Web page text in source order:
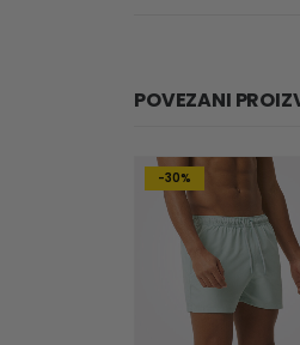
POVEZANI
-30%